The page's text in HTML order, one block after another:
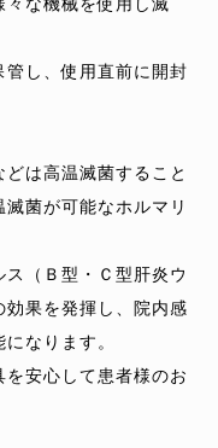
し、使用直前に開封
は高温滅菌すること
菌が可能なホルマリ
（Ｂ型・Ｃ型肝炎ウ
効果を発揮し、院内感
なります。
安心して患者様のお